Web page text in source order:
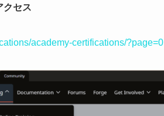
クセス
academy-certifications/?page=0